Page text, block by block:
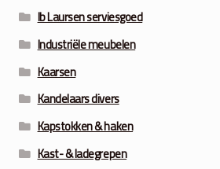
Ib Laursen serviesgoed
Industriële meubelen
Kaarsen
Kandelaars divers
Kapstokken & haken
Kast- & ladegrepen